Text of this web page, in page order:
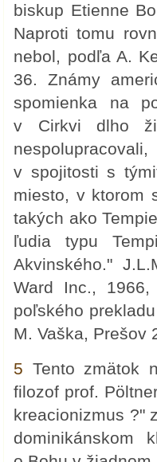
biskup Etienne
Naproti tomu
nebol, podľa A.
36. Známy
spomienka na
v Cirkvi dlho
v spojitosti s
miesto, v ktorom
takých ako
ľudia typu
Akvinského."
Ward Inc.,
poľského
M. Vaška, Prešov
5 Tento zmätok
filozof prof.
kreacionizmus ?"
dominikánskom